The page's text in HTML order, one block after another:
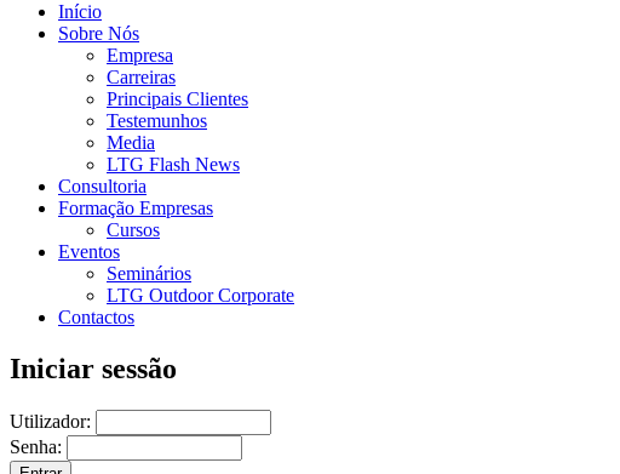
Início
Sobre Nós
Empresa
Carreiras
Principais Clientes
Testemunhos
Media
LTG Flash News
Consultoria
Formação Empresas
Cursos
Eventos
Seminários
LTG Outdoor Corporate
Contactos
Iniciar sessão
Utilizador:
Senha: